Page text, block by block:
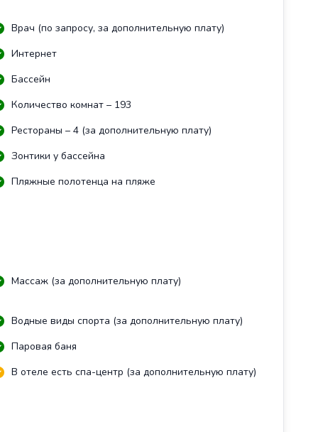
Врач (по запросу, за дополнительную плату)
Интернет
Бассейн
Количество комнат – 193
Рестораны – 4 (за дополнительную плату)
Зонтики у бассейна
Пляжные полотенца на пляже
Массаж (за дополнительную плату)
Водные виды спорта (за дополнительную плату)
Паровая баня
В отеле есть спа-центр (за дополнительную плату)